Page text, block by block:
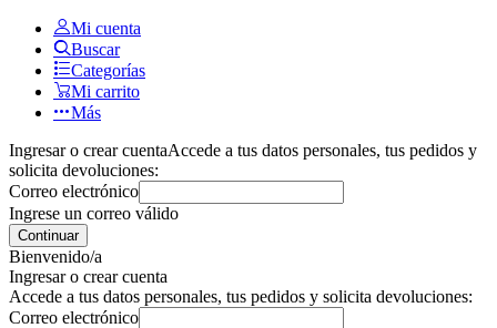
Mi cuenta
Buscar
Categorías
Mi carrito
Más
Ingresar o crear cuentaAccede a tus datos personales, tus pedidos y
solicita devoluciones:
Correo electrónico
Ingrese un correo válido
Continuar
Bienvenido/a
Ingresar o crear cuenta
Accede a tus datos personales, tus pedidos y solicita devoluciones:
Correo electrónico